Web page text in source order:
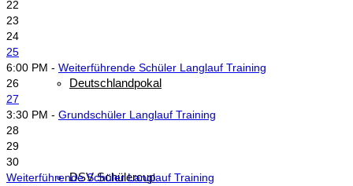
Deutschlandpokal
DSV Schülercup
22
23
24
25
6:00 PM - Weiterführende Schüler Langlauf Training
26
27
3:30 PM - Grundschüler Langlauf Training
28
29
30
Weiterführende Schüler Langlauf Training